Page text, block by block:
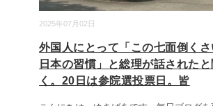
2025年07月02日
外国人にとって「この七面倒くさ
日本の習慣」と総理が話された
く。20日は参院選投票日。皆